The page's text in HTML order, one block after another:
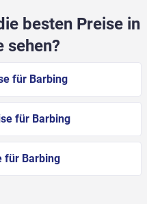
besten Preise in
sehen?
für Barbing
für Barbing
für Barbing